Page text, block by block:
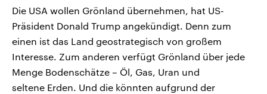
Die USA wollen Grönland übernehmen, hat US-
Präsident Donald Trump angekündigt. Denn zum
einen ist das Land geostrategisch von großem
Interesse. Zum anderen verfügt Grönland über jede
Menge Bodenschätze – Öl, Gas, Uran und
seltene Erden. Und die könnten aufgrund der